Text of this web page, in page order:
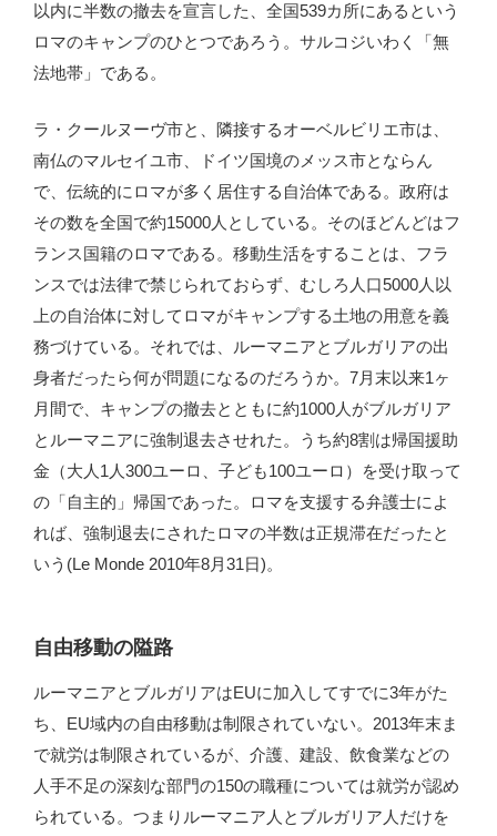
以内に半数の撤去を宣言した、全国539カ所にあるという
ロマのキャンプのひとつであろう。サルコジいわく「無
法地帯」である。
ラ・クールヌーヴ市と、隣接するオーベルビリエ市は、
南仏のマルセイユ市、ドイツ国境のメッス市とならん
で、伝統的にロマが多く居住する自治体である。政府は
その数を全国で約15000人としている。そのほどんどはフ
ランス国籍のロマである。移動生活をすることは、フラ
ンスでは法律で禁じられておらず、むしろ人口5000人以
上の自治体に対してロマがキャンプする土地の用意を義
務づけている。それでは、ルーマニアとブルガリアの出
身者だったら何が問題になるのだろうか。7月末以来1ヶ
月間で、キャンプの撤去とともに約1000人がブルガリア
とルーマニアに強制退去させれた。うち約8割は帰国援助
金（大人1人300ユーロ、子ども100ユーロ）を受け取って
の「自主的」帰国であった。ロマを支援する弁護士によ
れば、強制退去にされたロマの半数は正規滞在だったと
いう(Le Monde 2010年8月31日)。
自由移動の隘路
ルーマニアとブルガリアはEUに加入してすでに3年がた
ち、EU域内の自由移動は制限されていない。2013年末ま
で就労は制限されているが、介護、建設、飲食業などの
人手不足の深刻な部門の150の職種については就労が認め
られている。つまりルーマニア人とブルガリア人だけを